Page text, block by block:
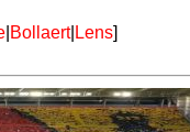
| Bollaert| Lens]